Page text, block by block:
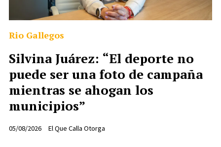
Silvina Juárez: “El deporte no
puede ser una foto de campaña
mientras se ahogan los
municipios”
El Que Calla Otorga
Rio Gallegos
05/08/2026